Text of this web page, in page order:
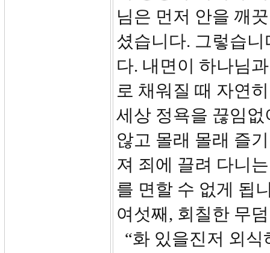
님은 먼저 안을 깨
셨습니다. 그렇습
다. 내면이 하나님
로 채워질 때 자연
세상 정욕을 끊임
않고 몰래 몰래 즐
져 죄에 끌려 다니
를 면할 수 없게 됩
여섯째, 회칠한 무
“화 있을진저 외